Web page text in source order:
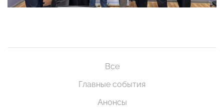
Все
Главные события
Анонсы